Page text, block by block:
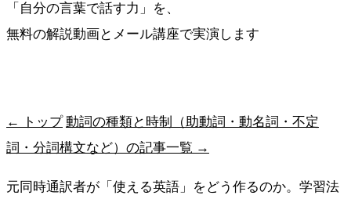
「自分の言葉で話す力」を、
無料の解説動画とメール講座で実演します
← トップ 動詞の種類と時制（助動詞・動名詞・不定
詞・分詞構文など）の記事一覧 →
元同時通訳者が「使える英語」をどう作るのか。学習法